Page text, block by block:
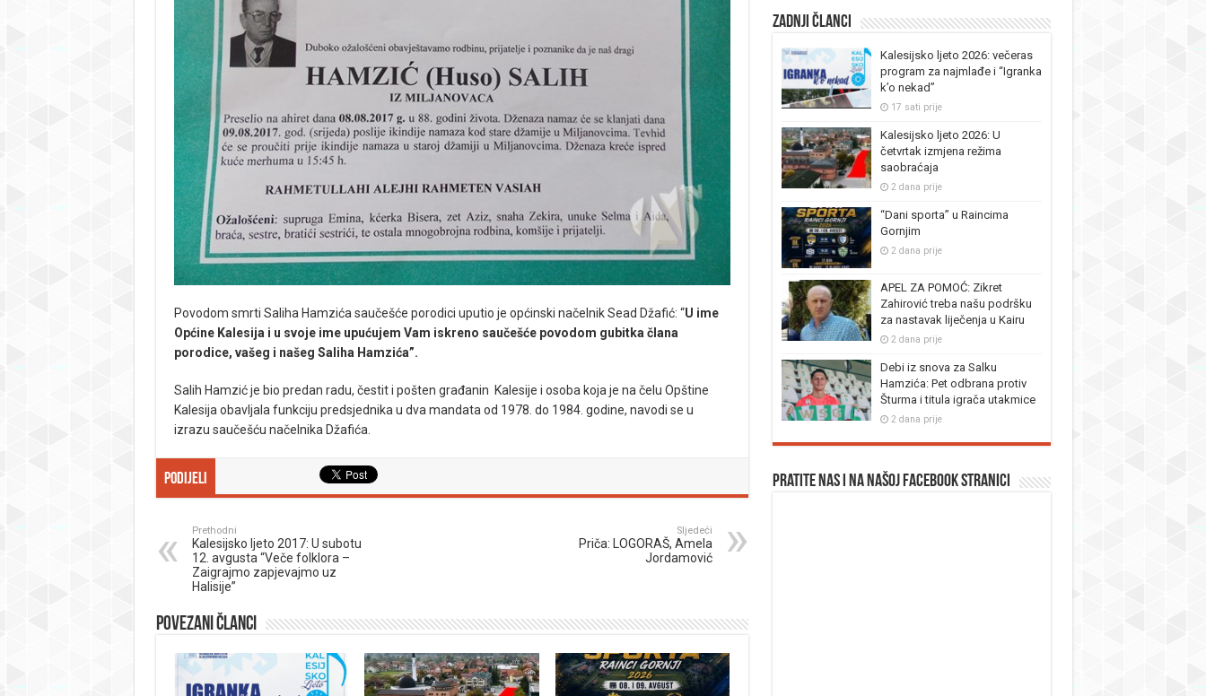
Povodom smrti Saliha Hamzića saučešće porodici uputio je općinski načelnik Sead Džafić: “U ime
Općine Kalesija i u svoje ime upućujem Vam iskreno saučešće povodom gubitka člana
porodice, vašeg i našeg Saliha Hamzića”.
Salih Hamzić je bio predan radu, čestit i pošten građanin Kalesije i osoba koja je na čelu Opštine
Kalesija obavljala funkciju predsjednika u dva mandata od 1978. do 1984. godine, navodi se u
izrazu saučešću načelnika Džafića.
Podijeli
Prethodni
Kalesijsko ljeto 2017: U subotu
12. avgusta “Veče folklora –
Zaigrajmo zapjevajmo uz
Halisije”
Sljedeći
Priča: LOGORAŠ, Amela
Jordamović
Povezani članci
Zadnji članci
Kalesijsko ljeto 2026: večeras
program za najmlađe i “Igranka
k’o nekad”
17 sati prije
Kalesijsko ljeto 2026: U
četvrtak izmjena režima
saobraćaja
2 dana prije
“Dani sporta” u Raincima
Gornjim
2 dana prije
APEL ZA POMOĆ: Zikret
Zahirović treba našu podršku
za nastavak liječenja u Kairu
2 dana prije
Debi iz snova za Salku
Hamzića: Pet odbrana protiv
Šturma i titula igrača utakmice
2 dana prije
Pratite nas i na našoj facebook stranici